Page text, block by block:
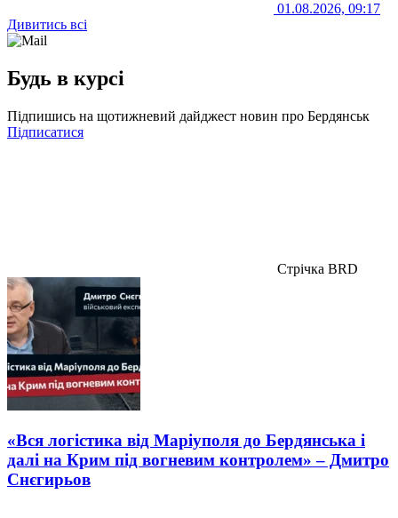
01.08.2026, 09:17
Дивитись всі
Будь в курсі
Підпишись на щотижневий дайджест новин про Бердянськ
Підписатися
Стрічка BRD
«Вся логістика від Маріуполя до Бердянська і
далі на Крим під вогневим контролем» – Дмитро
Снєгирьов